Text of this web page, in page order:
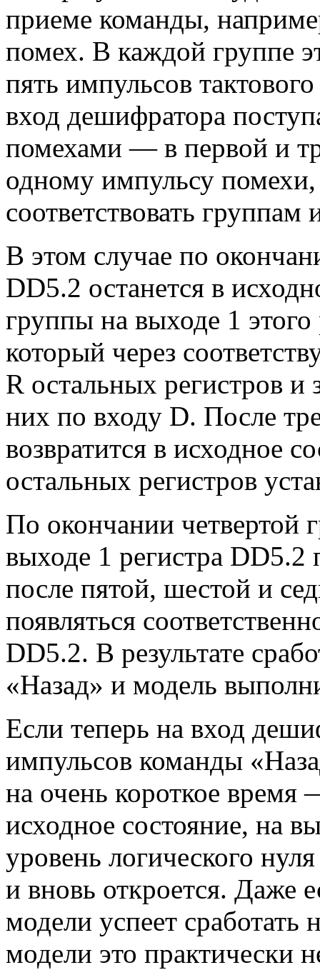
приеме команды,
помех. В каждой группе
пять импульсов
вход дешифратора
помехами — в первой и
одному импульсу
соответствовать
В этом случае по
DD5.2 останется в
группы на выходе 1 этого
который через
R остальных регистров и
них по входу D. После
возвратится в исходное
остальных регистров
По окончании четвертой
выходе 1 регистра DD5.2
после пятой, шестой и
появляться
DD5.2. В результате
«Назад» и модель
Если теперь на вход
импульсов команды
на очень короткое
исходное состояние, на
уровень логического
и вновь откроется. Даже
модели успеет сработать
модели это практически